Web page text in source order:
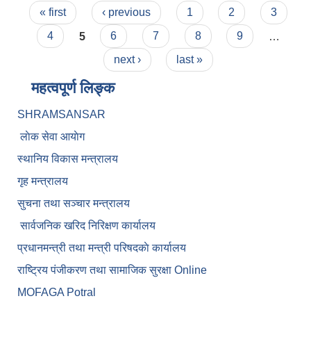
Pages
« first ‹ previous 1 2
3
4
5 6 7 8 9
next ›
last »
महत्वपूर्ण लिङ्क
SHRAMSANSAR
लाेक सेवा आयाेग
स्थानिय विकास मन्त्रालय
गृह मन्त्रालय
सुचना तथा सञ्चार मन्त्रालय
सार्वजनिक खरिद निरिक्षण कार्यालय
प्रधानमन्त्री तथा मन्त्री परिषदकाे कार्यालय
राष्ट्रिय पंजीकरण तथा सामाजिक सुरक्षा Online
MOFAGA Potral